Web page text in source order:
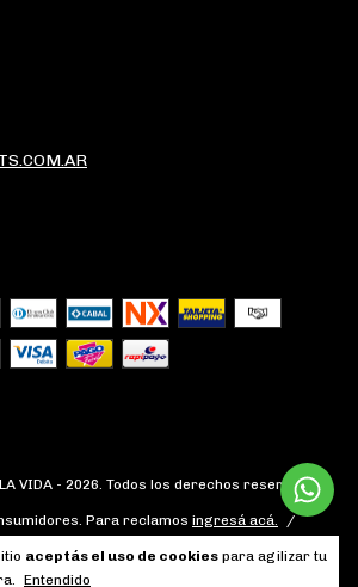
aceptás el uso de cookies para agilizar tu
Entendido
VIDA - 2026. Todos los derechos reservados.
Para reclamos ingresá acá.
/